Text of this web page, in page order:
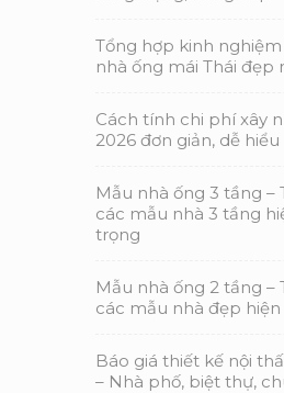
Tổng hợp kinh
nhà ống mái Thái đẹp
Cách tính chi phí xây
2026 đơn giản, dễ hiểu
Mẫu nhà ống 3 tầng –
các mẫu nhà 3 tầng
trọng
Mẫu nhà ống 2 tầng –
các mẫu nhà đẹp hiện
Báo giá thiết kế nội
– Nhà phố, biệt thự,